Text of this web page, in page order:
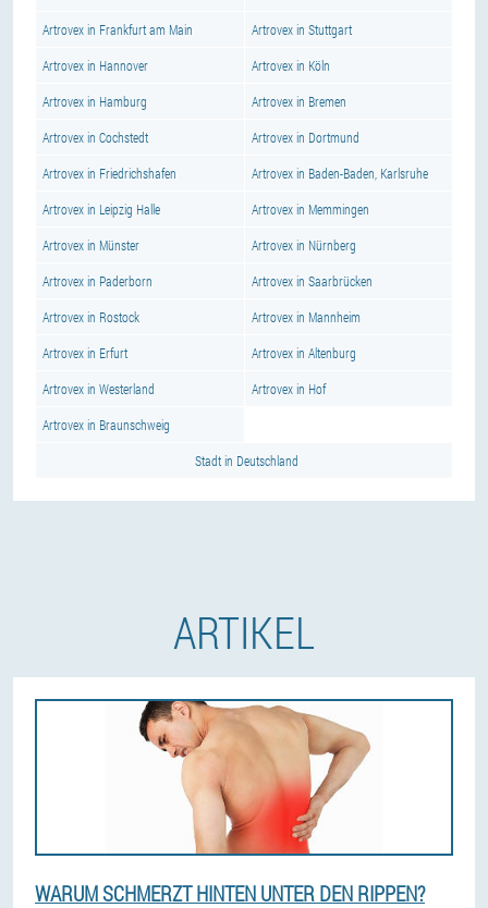
Artrovex in Frankfurt am Main Artrovex in Stuttgart
Artrovex in Hannover Artrovex in Köln
Artrovex in Hamburg Artrovex in Bremen
Artrovex in Cochstedt Artrovex in Dortmund
Artrovex in Friedrichshafen Artrovex in Baden-Baden, Karlsruhe
Artrovex in Leipzig Halle Artrovex in Memmingen
Artrovex in Münster Artrovex in Nürnberg
Artrovex in Paderborn Artrovex in Saarbrücken
Artrovex in Rostock Artrovex in Mannheim
Artrovex in Erfurt Artrovex in Altenburg
Artrovex in Westerland Artrovex in Hof
Artrovex in Braunschweig
Stadt in Deutschland
ARTIKEL
WARUM SCHMERZT HINTEN UNTER DEN RIPPEN?